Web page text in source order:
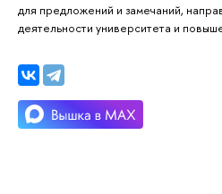
для предложений и замечаний,
деятельности университета и